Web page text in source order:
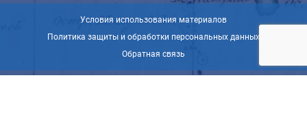
Условия использования материалов
Политика защиты и обработки персональных данных
Обратная связь